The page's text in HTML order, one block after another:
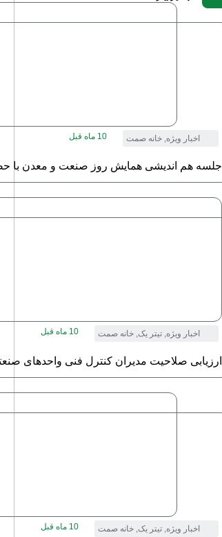
اخبار ویژه, خانه صمت 10 ماه قبل
جلسه هم اندیشی همایش روز صنعت و معدن با
اخبار ویژه, تیتر یک, خانه صمت 10 ماه قبل
ارزیابی صلاحیت مدیران کنترل فنی واحدهای
اخبار ویژه, تیتر یک, خانه صمت 10 ماه قبل